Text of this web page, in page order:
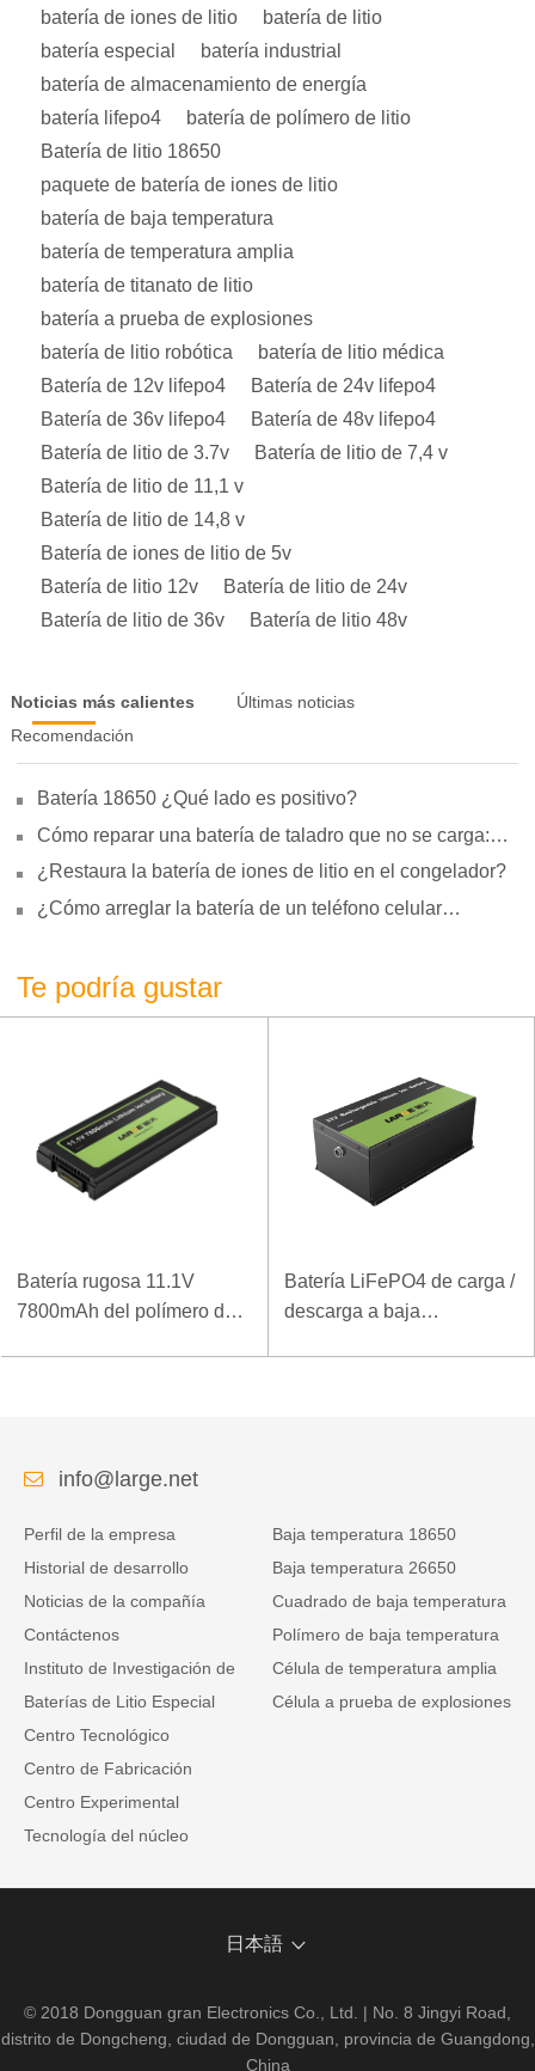
batería de iones de litio
batería de litio
batería especial
batería industrial
batería de almacenamiento de energía
batería lifepo4
batería de polímero de litio
Batería de litio 18650
paquete de batería de iones de litio
batería de baja temperatura
batería de temperatura amplia
batería de titanato de litio
batería a prueba de explosiones
batería de litio robótica
batería de litio médica
Batería de 12v lifepo4
Batería de 24v lifepo4
Batería de 36v lifepo4
Batería de 48v lifepo4
Batería de litio de 3.7v
Batería de litio de 7,4 v
Batería de litio de 11,1 v
Batería de litio de 14,8 v
Batería de iones de litio de 5v
Batería de litio 12v
Batería de litio de 24v
Batería de litio de 36v
Batería de litio 48v
Noticias más calientes
Últimas noticias
Recomendación
Batería 18650 ¿Qué lado es positivo?
Cómo reparar una batería de taladro que no se carga:
¿Restaura la batería de iones de litio en el congelador?
¿Cómo arreglar la batería de un teléfono celular
Te podría gustar
Batería rugosa 11.1V
7800mAh del polímero del
Batería LiFePO4 de carga /
descarga a baja
info@large.net
Perfil de la empresa
Historial de desarrollo
Noticias de la compañía
Contáctenos
Instituto de Investigación de
Baterías de Litio Especial
Centro Tecnológico
Centro de Fabricación
Centro Experimental
Tecnología del núcleo
Baja temperatura 18650
Baja temperatura 26650
Cuadrado de baja temperatura
Polímero de baja temperatura
Célula de temperatura amplia
Célula a prueba de explosiones
日本語
© 2018 Dongguan gran Electronics Co., Ltd. | No. 8 Jingyi Road,
distrito de Dongcheng, ciudad de Dongguan, provincia de Guangdong,
China